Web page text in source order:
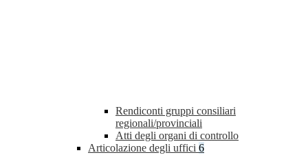
Rendiconti gruppi consiliari
regionali/provinciali
Atti degli organi di controllo
Articolazione degli uffici 6